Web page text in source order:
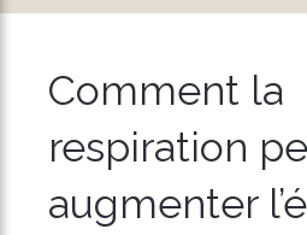
Comment la
respiration
augmenter